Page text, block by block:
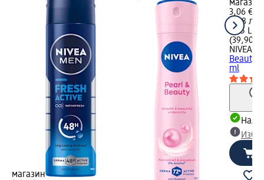
магазин
магазин
3,06 €
5,98 лв.
0,15 L
(39,90
NIVEA
Beauty -
ml